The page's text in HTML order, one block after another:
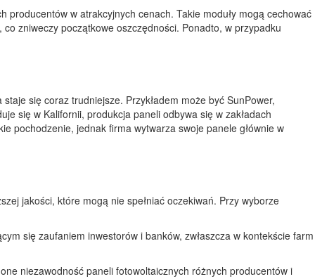
w atrakcyjnych cenach. Takie moduły mogą cechować
zniweczy początkowe oszczędności. Ponadto, w przypadku
się coraz trudniejsze. Przykładem może być SunPower,
się w Kalifornii, produkcja paneli odbywa się w zakładach
pochodzenie, jednak firma wytwarza swoje panele głównie w
jakości, które mogą nie spełniać oczekiwań. Przy wyborze
się zaufaniem inwestorów i banków, zwłaszcza w kontekście farm
niezawodność paneli fotowoltaicznych różnych producentów i